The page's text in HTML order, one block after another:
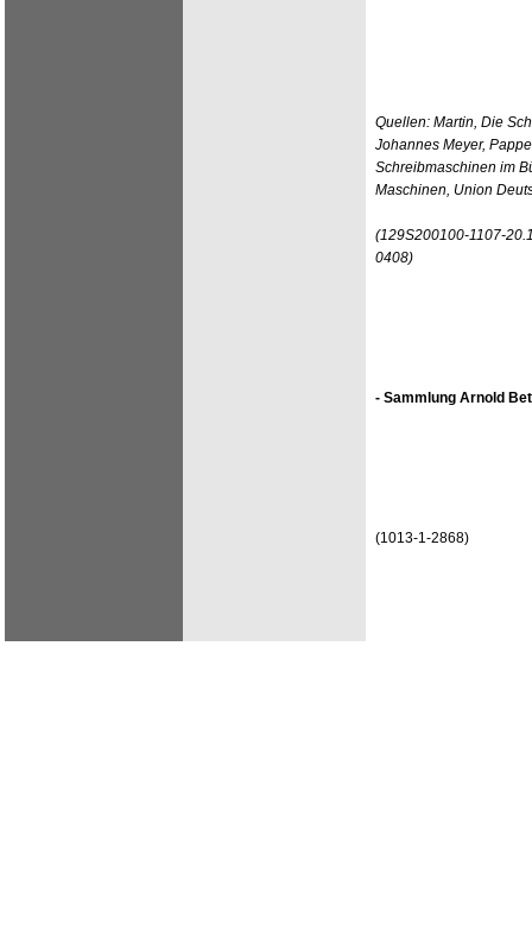
Quellen: Martin, Die
Johannes Meyer,
Schreibmaschinen im
Maschinen, Union
(129S200100-1107-
0408)
- Sammlung Arnold
(1013-1-2868)